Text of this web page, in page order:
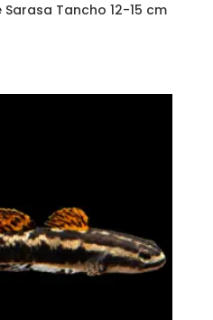
Tancho 12-15 cm